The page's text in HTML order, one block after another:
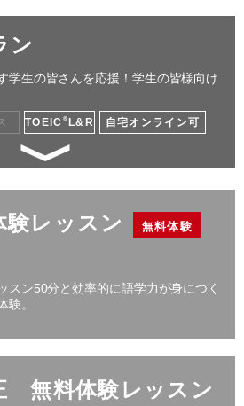
レゼン／交渉／ミーティン
スン料金サンプル
通学期間目安 4ヶ月
￥256,960
変わります。詳しくはお問い合わせください。
）および 教材費が必要となります。
（通学ペース）により通学期間目安、受講料は異
会話
ン
学生の皆さんを応援！学生の皆様向け
TOEIC ® L&R 自宅オンライン可
生が対象 日常英会話／留学
スン料金サンプル
通学期間目安 4ヶ月
￥205,568※
レッスン 無料体験
スン50分と効率的に語学力が身につく
験。
無料体験レッスン